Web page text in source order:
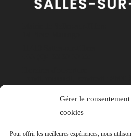
Gérer le
cookies
Pour offrir les meilleures expériences, nous